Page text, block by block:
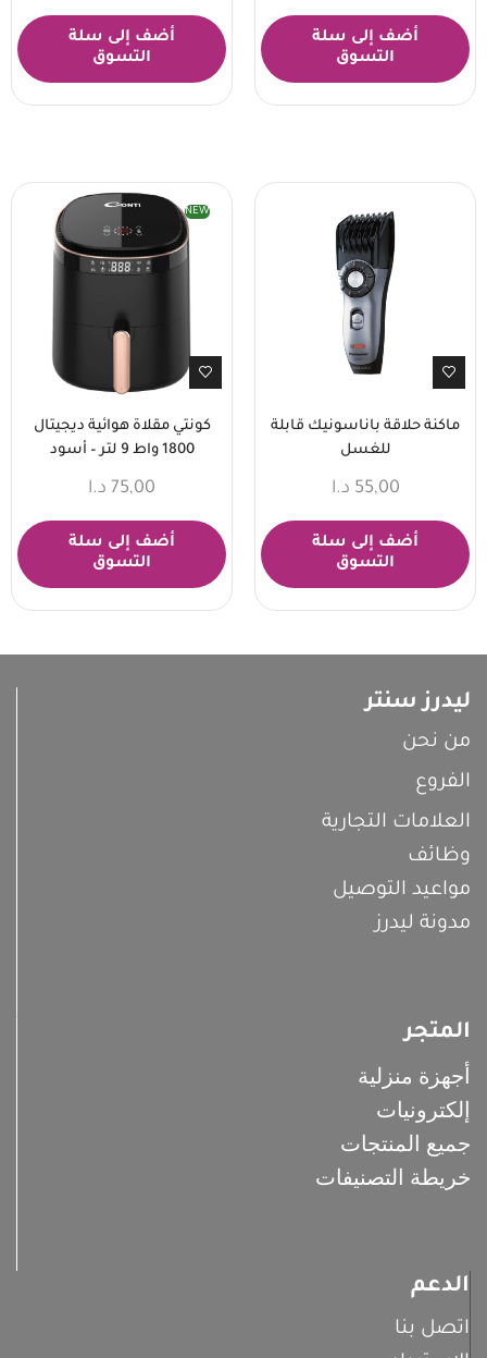
أضف إلى سلة
التسوق
أضف إلى سلة
التسوق
ماكنة حلاقة باناسونيك قابلة
للغسل
55,00 د.ا
أضف إلى سلة
التسوق
NEW
كونتي مقلاة هوائية ديجيتال
1800 واط 9 لتر – أسود
75,00 د.ا
أضف إلى سلة
التسوق
ليدرز سنتر
من نحن
الفروع
العلامات التجارية
وظائف
مواعيد التوصيل
مدونة ليدرز
المتجر
أجهزة منزلية
إلكترونيات
جميع المنتجات
خريطة التصنيفات
الدعم
اتصل بنا